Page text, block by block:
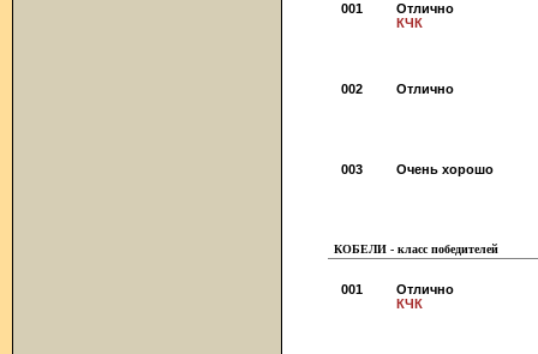
001
Отлично
КЧК
002 Отлично
003 Очень хорошо
КОБЕЛИ - класс победителей
001
Отлично
КЧК